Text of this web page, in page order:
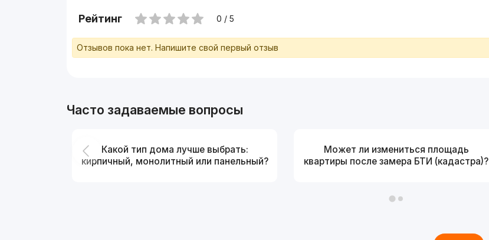
Рейтинг 0 / 5
Отзывов пока нет. Напишите свой первый отзыв
Часто задаваемые вопросы
Какой тип дома лучше выбрать:
кирпичный, монолитный или панельный?
Может ли измениться площадь
квартиры после замера БТИ (кадастра)?